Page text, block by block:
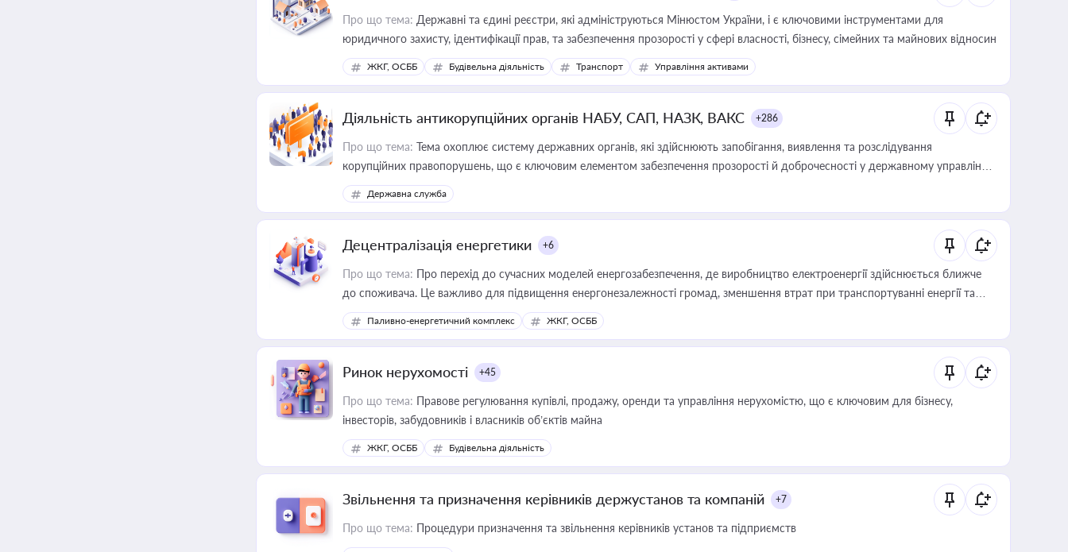
Про що тема: Державні та єдині реєстри, які адмініструються Мінюстом України, і є ключовими інструментами для
юридичного захисту, ідентифікації прав, та забезпечення прозорості у сфері власності, бізнесу, сімейних та майнових відносин
ЖКГ, ОСББ Будівельна діяльність Транспорт Управління активами
Діяльність антикорупційних органів НАБУ, САП, НАЗК, ВАКС +286
Про що тема: Тема охоплює систему державних органів, які здійснюють запобігання, виявлення та розслідування
корупційних правопорушень, що є ключовим елементом забезпечення прозорості й доброчесності у державному управлінні
та бізнесі
Державна служба
Децентралізація енергетики +6
Про що тема: Про перехід до сучасних моделей енергозабезпечення, де виробництво електроенергії здійснюється ближче
до споживача. Це важливо для підвищення енергонезалежності громад, зменшення втрат при транспортуванні енергії та
стимулювання розвитку відновлюваних джерел
Паливно-енергетичний комплекс ЖКГ, ОСББ
Ринок нерухомості +45
Про що тема: Правове регулювання купівлі, продажу, оренди та управління нерухомістю, що є ключовим для бізнесу,
інвесторів, забудовників і власників об’єктів майна
ЖКГ, ОСББ Будівельна діяльність
Звільнення та призначення керівників держустанов та компаній +7
Про що тема: Процедури призначення та звільнення керівників установ та підприємств